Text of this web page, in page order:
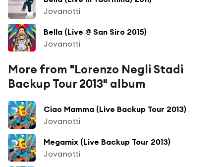
Jovanotti
Bella (Live @ San Siro 2015)
Jovanotti
More from "Lorenzo Negli Stadi
Backup Tour 2013" album
Ciao Mamma (Live Backup Tour 2013)
Jovanotti
Megamix (Live Backup Tour 2013)
Jovanotti